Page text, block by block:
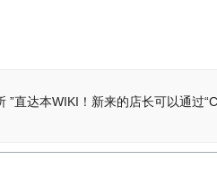
直达本WIKI！新来的店长可以通过